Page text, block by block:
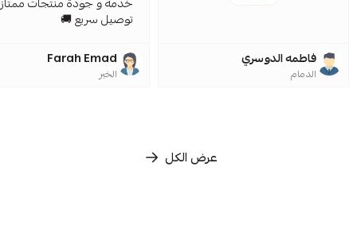
فاطمه الدوسري
الدمام
توصيل سريع 🚚
Farah Emad
الخبر
عرض الكل